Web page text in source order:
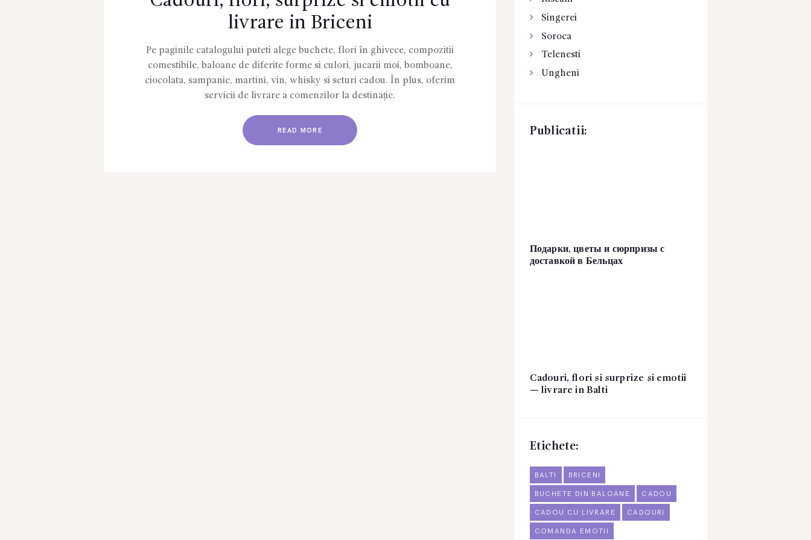
livrare in Briceni
Pe paginile catalogului puteti alege buchete, flori în ghivece, compozitii
comestibile, baloane de diferite forme si culori, jucarii moi, bomboane,
ciocolata, sampanie, martini, vin, whisky si seturi cadou. În plus, oferim
servicii de livrare a comenzilor la destinație.
READ MORE
Singerei
Soroca
Telenesti
Ungheni
Publicatii:
Подарки, цветы и сюрпризы с
доставкой в Бельцах
Cadouri, flori si surprize si emotii
— livrare in Balti
Etichete:
BALTI BRICENI
BUCHETE DIN BALOANE CADOU
CADOU CU LIVRARE CADOURI
COMANDA EMOTII